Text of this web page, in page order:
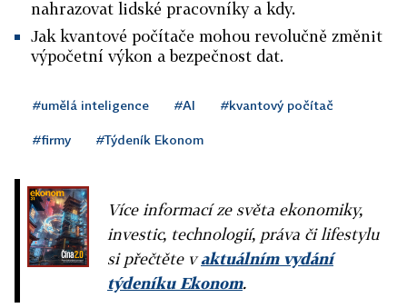
nahrazovat lidské pracovníky a kdy.
Jak kvantové počítače mohou revolučně změnit
výpočetní výkon a bezpečnost dat.
#umělá inteligence #AI #kvantový počítač
#firmy #Týdeník Ekonom
Více informací ze světa ekonomiky,
investic, technologií, práva či lifestylu
si přečtěte vaktuálním vydání
týdeníku Ekonom.